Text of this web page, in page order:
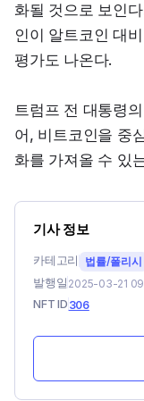
화될 것으로 보인
인이 알트코인 대
평가도 나온다.
트럼프 전 대통령
어, 비트코인을 중
화를 가져올 수 있
기사 정보
카테고리 법률/폴리시
발행일 2025-03-21
NFT ID 306